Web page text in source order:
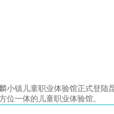
小镇儿童职业体验馆正式登
位一体的儿童职业体验馆。